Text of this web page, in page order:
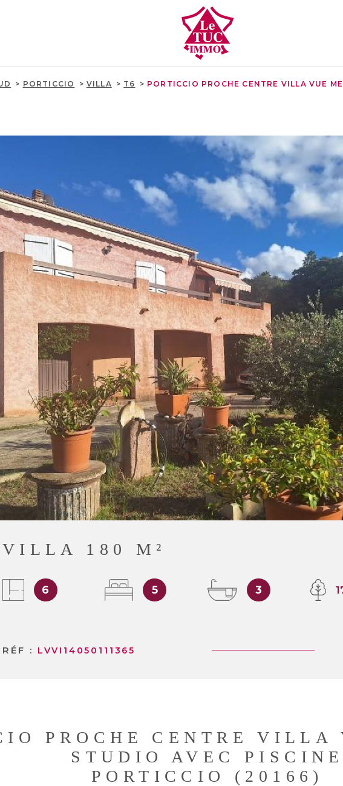
PORTICCIO VILLA T6 PORTICCIO PROCHE CENTRE VILLA VUE
RÉF : LVVI14050111365
VILLA 180 M²
6 5 3
PROCHE CENTRE VILLA
STUDIO AVEC PISCINE
PORTICCIO (20166)